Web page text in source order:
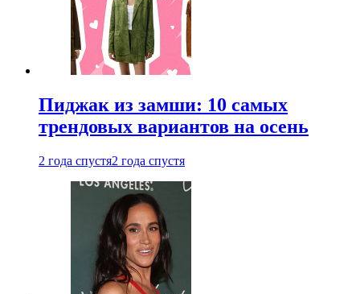
Пиджак из замши: 10 самых
трендовых вариантов на осень
2 года спустя2 года спустя